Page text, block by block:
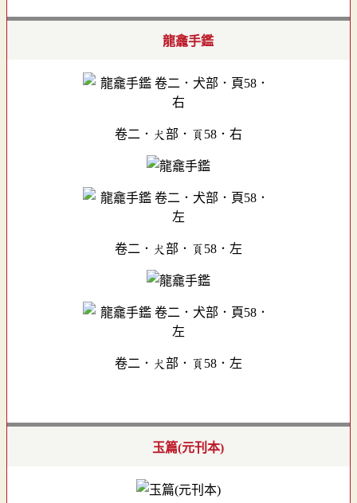
龍龕手鑑
卷二．犬部．頁58．右
卷二．犬部．頁58．左
卷二．犬部．頁58．左
玉篇(元刊本)